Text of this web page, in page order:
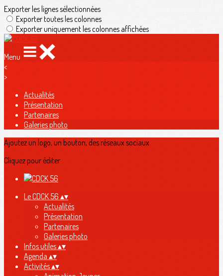
Exporter les lignes sélectionnées
Exporter toutes les colonnes
Exporter uniquement les colonnes affichées
Menu
<
>
Actualités
Présentation
Partenaires
Galeries photo
Ajoutez un logo, un bouton, des réseaux sociaux
Cliquez pour éditer
Le CDCK 56 ▴▾
Actualités
Présentation
Partenaires
Galeries photo
Infos utiles▴▾
Agenda ▴▾
Activités▴▾